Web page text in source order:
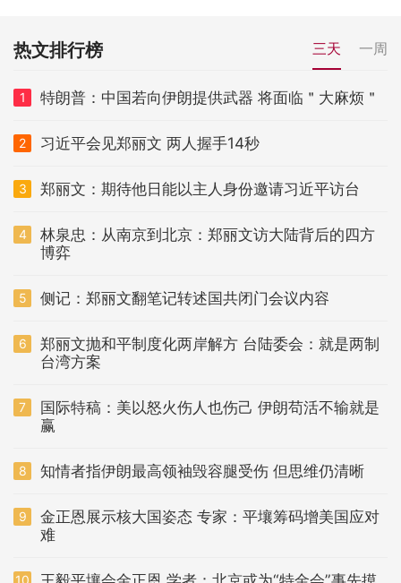
热文排行榜 三天 一周
1 特朗普：中国若向伊朗提供武器 将面临＂大麻烦＂
2 习近平会见郑丽文 两人握手14秒
3 郑丽文：期待他日能以主人身份邀请习近平访台
4
林泉忠：从南京到北京：郑丽文访大陆背后的四方
博弈
5 侧记：郑丽文翻笔记转述国共闭门会议内容
6
郑丽文抛和平制度化两岸解方 台陆委会：就是两制
台湾方案
7
国际特稿：美以怒火伤人也伤己 伊朗苟活不输就是
赢
8 知情者指伊朗最高领袖毁容腿受伤 但思维仍清晰
9
金正恩展示核大国姿态 专家：平壤筹码增美国应对
难
10